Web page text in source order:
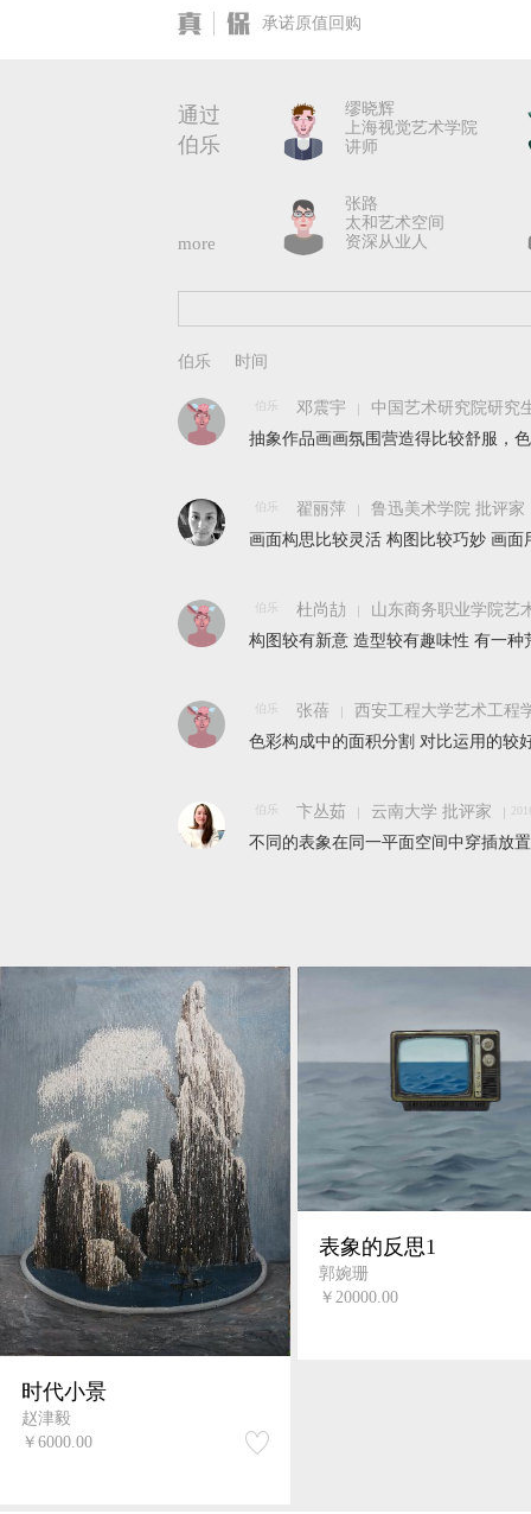
承诺原值回购
通过
伯乐
more
缪晓辉
上海视觉艺术学院
讲师
张路
太和艺术空间
资深从业人
伯乐 邓震宇
中国艺术研究院研究
抽象作品画画氛围营造得比较舒服，
伯乐 翟丽萍
鲁迅美术学院 批评家
画面构思比较灵活 构图比较巧妙 画面
伯乐 杜尚劼
山东商务职业学院艺
构图较有新意 造型较有趣味性 有一种
伯乐 张蓓
西安工程大学艺术工程
色彩构成中的面积分割 对比运用的较
伯乐 卞丛茹 云南大学 批评家
不同的表象在同一平面空间中穿插放
时代小景
赵津毅
￥6000.00
表象的反思1
郭婉珊
￥20000.00